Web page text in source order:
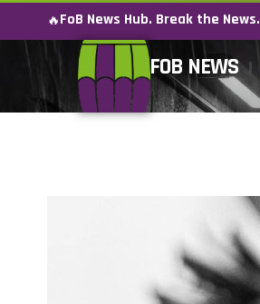
🔥FoB News Hub. Break the News.
FOB NEWS